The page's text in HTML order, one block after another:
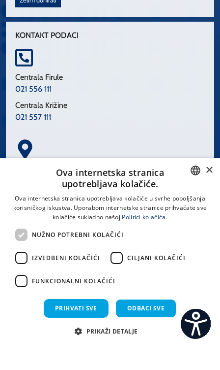
KONTAKT PODACI
Centrala Firule
021 556 111
Centrala Križine
021 557 111
Spinčićeva 1, 21000 Split
LINKOVI
Uvjeti korištenja
CROATIAN
×
Ova internetska stranica
upotrebljava kolačiće.
Ova internetska stranica upotrebljava kolačiće u svrhe poboljšanja
korisničkog iskustva. Uporabom internetske stranice prihvaćate sve
kolačiće sukladno našoj Politici kolačića.
NUŽNO POTREBNI KOLAČIĆI
IZVEDBENI KOLAČIĆI CILJANI KOLAČIĆI
FUNKCIONALNI KOLAČIĆI
PRIHVATI SVE ODBACI SVE
PRIKAŽI DETALJE